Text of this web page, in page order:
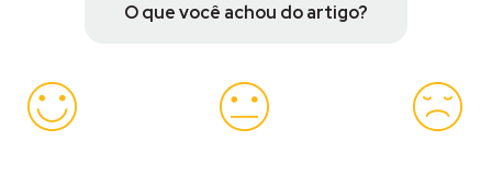
O que você achou do artigo?